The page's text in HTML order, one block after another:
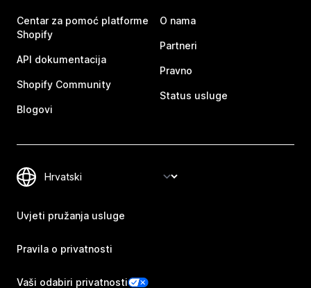
Centar za pomoć platforme
Shopify
API dokumentacija
Shopify Community
Blogovi
O nama
Partneri
Pravno
Status usluge
Uvjeti pružanja usluge
Pravila o privatnosti
Vaši odabiri privatnosti